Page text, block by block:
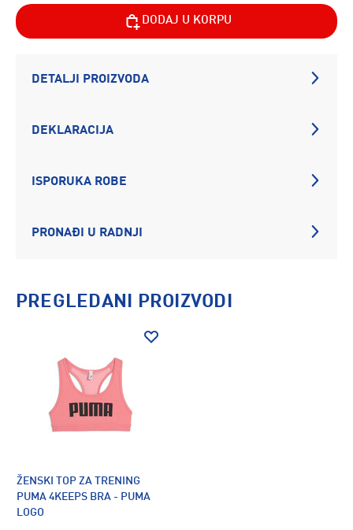
DODAJ U KORPU
DETALJI PROIZVODA
DEKLARACIJA
ISPORUKA ROBE
PRONAĐI U RADNJI
PREGLEDANI PROIZVODI
ŽENSKI TOP ZA TRENING
PUMA 4KEEPS BRA - PUMA
LOGO